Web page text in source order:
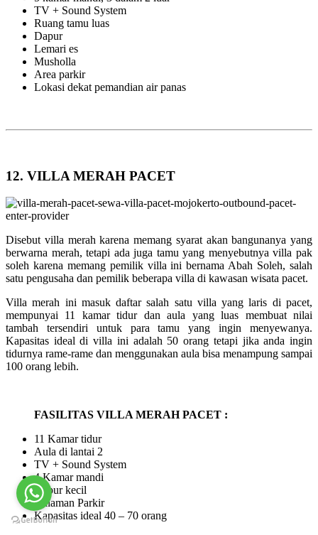
TV + Sound System
Ruang tamu luas
Dapur
Lemari es
Musholla
Area parkir
Lokasi dekat pemandian air panas
12. VILLA MERAH PACET
Disebut villa merah karena memang syarat akan bangunanya yang
berwarna merah, tetapi ada juga tamu yang menyebutnya villa pak
soleh karena memang pemilik villa ini bernama Abah Soleh, salah
satu pengusaha dan pemilik beberapa villa di kawasan wisata pacet.
Villa merah ini masuk daftar salah satu villa yang laris di pacet,
mempunyai 11 kamar tidur dan aula yang luas membuat nilai
tambah tersendiri untuk para tamu yang ingin menyewanya.
Kapasitas ideal di villa ini adalah 50 orang tetapi jika anda ingin
tidurnya rame-rame dan menggunakan aula bisa menampung sampai
100 orang lebih.
FASILITAS VILLA MERAH PACET :
11 Kamar tidur
Aula di lantai 2
TV + Sound System
4 Kamar mandi
Dapur kecil
Halaman Parkir
Kapasitas ideal 40 – 70 orang